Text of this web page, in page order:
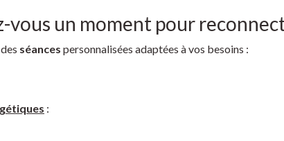
vous un moment pour
séances personnalisées adaptées à vos besoins :
: